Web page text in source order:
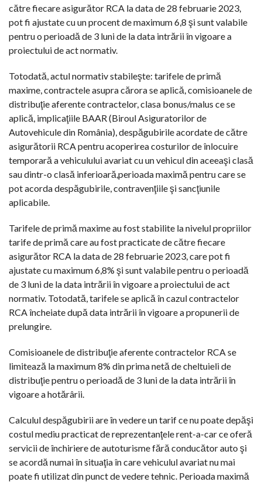
către fiecare asigurător RCA la data de 28 februarie 2023,
pot fi ajustate cu un procent de maximum 6,8 şi sunt valabile
pentru o perioadă de 3 luni de la data intrării în vigoare a
proiectului de act normativ.
Totodată, actul normativ stabileşte: tarifele de primă
maxime, contractele asupra cărora se aplică, comisioanele de
distribuţie aferente contractelor, clasa bonus/malus ce se
aplică, implicaţiile BAAR (Biroul Asiguratorilor de
Autovehicule din România), despăgubirile acordate de către
asigurătorii RCA pentru acoperirea costurilor de înlocuire
temporară a vehiculului avariat cu un vehicul din aceeaşi clasă
sau dintr-o clasă inferioară,perioada maximă pentru care se
pot acorda despăgubirile, contravenţiile şi sancţiunile
aplicabile.
Tarifele de primă maxime au fost stabilite la nivelul propriilor
tarife de primă care au fost practicate de către fiecare
asigurător RCA la data de 28 februarie 2023, care pot fi
ajustate cu maximum 6,8% şi sunt valabile pentru o perioadă
de 3 luni de la data intrării în vigoare a proiectului de act
normativ. Totodată, tarifele se aplică în cazul contractelor
RCA încheiate după data intrării în vigoare a propunerii de
prelungire.
Comisioanele de distribuţie aferente contractelor RCA se
limitează la maximum 8% din prima netă de cheltuieli de
distribuţie pentru o perioadă de 3 luni de la data intrării în
vigoare a hotărârii.
Calculul despăgubirii are în vedere un tarif ce nu poate depăşi
costul mediu practicat de reprezentanţele rent-a-car ce oferă
servicii de închiriere de autoturisme fără conducător auto şi
se acordă numai în situaţia în care vehiculul avariat nu mai
poate fi utilizat din punct de vedere tehnic. Perioada maximă